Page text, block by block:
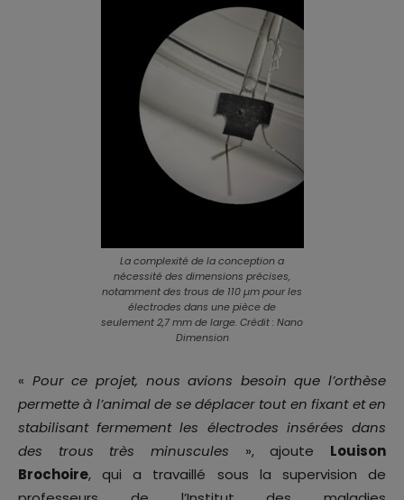
La complexité de la conception a
nécessité des dimensions précises,
notamment des trous de 110 µm pour les
électrodes dans une pièce de
seulement 2,7 mm de large. Crédit : Nano
Dimension
« Pour ce projet, nous avions besoin que l’orthèse
permette à l’animal de se déplacer tout en fixant et en
stabilisant fermement les électrodes insérées dans
des trous très minuscules », ajoute Louison
Brochoire, qui a travaillé sous la supervision de